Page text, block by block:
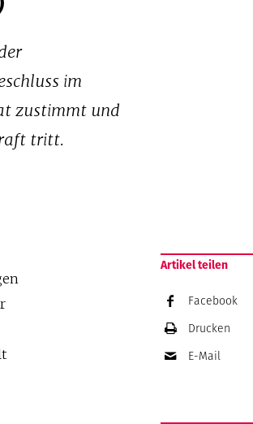
im
zustimmt und
tritt.
Artikel teilen
Facebook
Drucken
E-Mail